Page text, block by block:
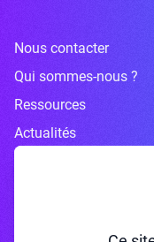
Nous contacter
Qui sommes-nous ?
Ressources
Actualités